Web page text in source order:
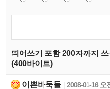
띄어쓰기 포함 200자까지
(400바이트)
이쁜바둑돌 2008-01-16 오